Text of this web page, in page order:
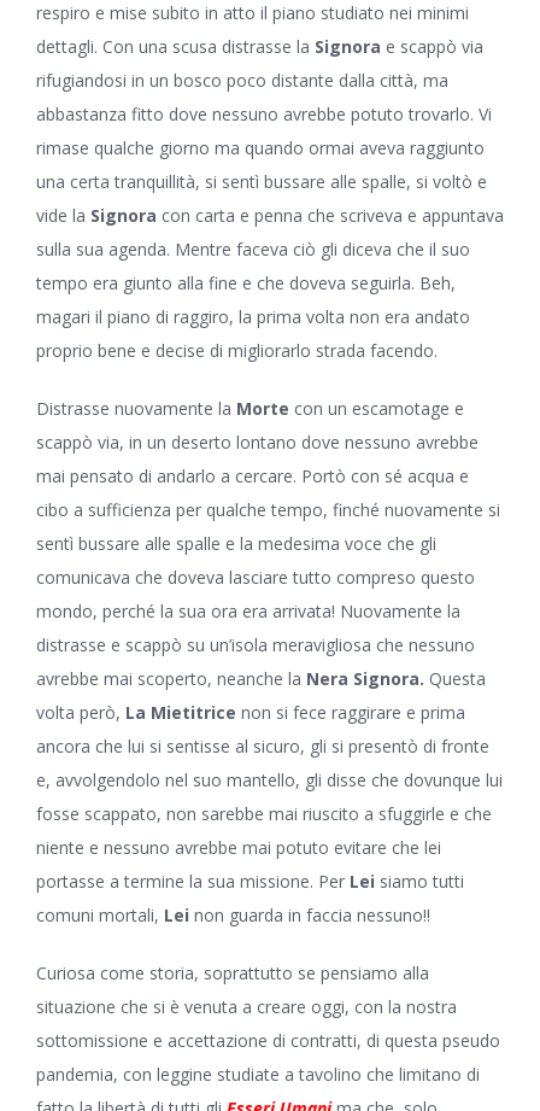
respiro e mise subito in atto il piano studiato nei minimi
dettagli. Con una scusa distrasse la Signora e scappò via
rifugiandosi in un bosco poco distante dalla città, ma
abbastanza fitto dove nessuno avrebbe potuto trovarlo. Vi
rimase qualche giorno ma quando ormai aveva raggiunto
una certa tranquillità, si sentì bussare alle spalle, si voltò e
vide la Signora con carta e penna che scriveva e appuntava
sulla sua agenda. Mentre faceva ciò gli diceva che il suo
tempo era giunto alla fine e che doveva seguirla. Beh,
magari il piano di raggiro, la prima volta non era andato
proprio bene e decise di migliorarlo strada facendo.
Distrasse nuovamente la Morte con un escamotage e
scappò via, in un deserto lontano dove nessuno avrebbe
mai pensato di andarlo a cercare. Portò con sé acqua e
cibo a sufficienza per qualche tempo, finché nuovamente si
sentì bussare alle spalle e la medesima voce che gli
comunicava che doveva lasciare tutto compreso questo
mondo, perché la sua ora era arrivata! Nuovamente la
distrasse e scappò su un’isola meravigliosa che nessuno
avrebbe mai scoperto, neanche la Nera Signora. Questa
volta però, La Mietitrice non si fece raggirare e prima
ancora che lui si sentisse al sicuro, gli si presentò di fronte
e, avvolgendolo nel suo mantello, gli disse che dovunque lui
fosse scappato, non sarebbe mai riuscito a sfuggirle e che
niente e nessuno avrebbe mai potuto evitare che lei
portasse a termine la sua missione. Per Lei siamo tutti
comuni mortali, Lei non guarda in faccia nessuno!!
Curiosa come storia, soprattutto se pensiamo alla
situazione che si è venuta a creare oggi, con la nostra
sottomissione e accettazione di contratti, di questa pseudo
pandemia, con leggine studiate a tavolino che limitano di